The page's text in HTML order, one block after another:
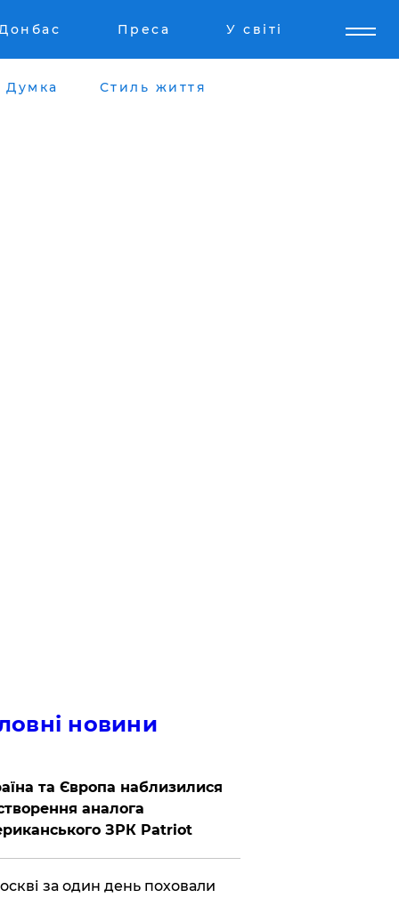
Преса У світі
Думка Стиль життя
новини
та Європа наблизилися
аналога
ЗРК Patriot
за один день поховали